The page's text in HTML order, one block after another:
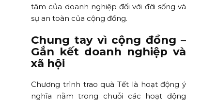
tâm của doanh nghiệp đối với đời sống và
sự an toàn của cộng đồng.
Chung tay vì cộng đồng –
Gắn kết doanh nghiệp và
xã hội
Chương trình trao quà Tết là hoạt động ý
nghĩa nằm trong chuỗi các hoạt động